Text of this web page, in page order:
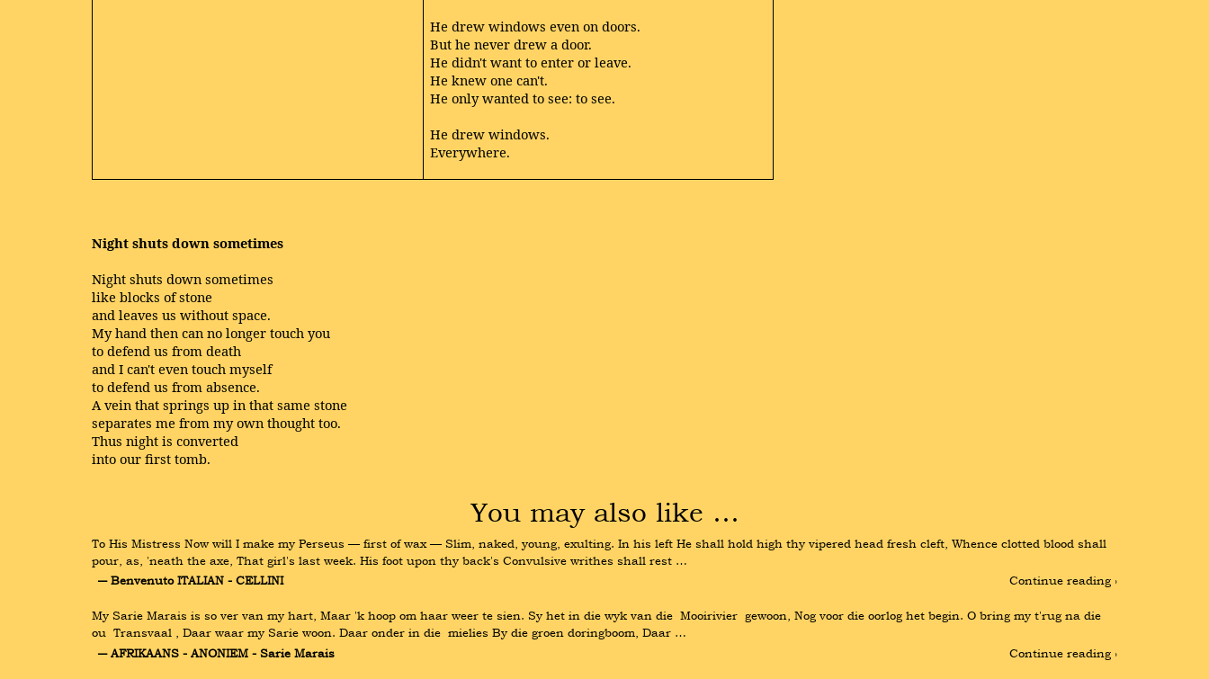
He drew windows even on doors.
But he never drew a door.
He didn't want to enter or leave.
He knew one can't.
He only wanted to see: to see.
He drew windows.
Everywhere.
Night shuts down sometimes
Night shuts down sometimes
like blocks of stone
and leaves us without space.
My hand then can no longer touch you
to defend us from death
and I can't even touch myself
to defend us from absence.
A vein that springs up in that same stone
separates me from my own thought too.
Thus night is converted
into our first tomb.
You may also like …
To His Mistress Now will I make my Perseus — first of wax — Slim, naked, young, exulting. In his left He shall hold high thy vipered head fresh cleft, Whence clotted blood shall
pour, as, 'neath the axe, That girl's last week. His foot upon thy back's Convulsive writhes shall rest …
― Benvenuto ITALIAN - CELLINI
Continue reading ›
My Sarie Marais is so ver van my hart, Maar 'k hoop om haar weer te sien. Sy het in die wyk van die  Mooirivier  gewoon, Nog voor die oorlog het begin. O bring my t'rug na die
ou  Transvaal , Daar waar my Sarie woon. Daar onder in die  mielies By die groen doringboom, Daar …
― AFRIKAANS - ANONIEM - Sarie Marais
Continue reading ›